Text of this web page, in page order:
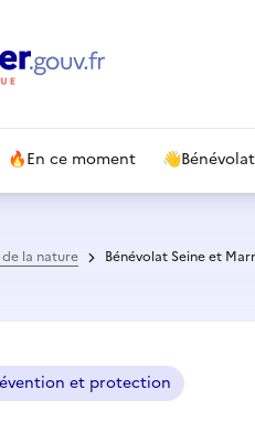
🔥En ce moment 👋
la nature Bénévolat Seine et
et protection